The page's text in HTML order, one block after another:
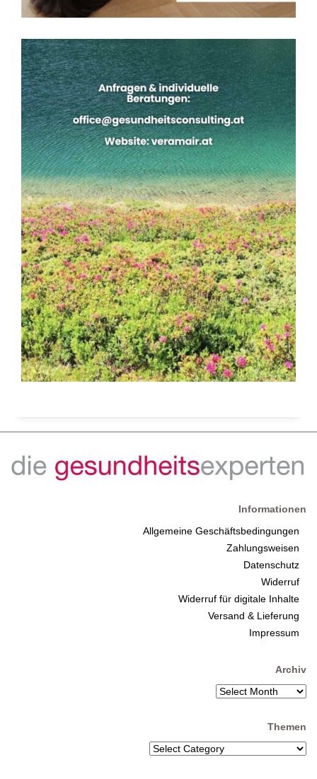
Informationen
Allgemeine Geschäftsbedingungen
Zahlungsweisen
Datenschutz
Widerruf
Widerruf für digitale Inhalte
Versand & Lieferung
Impressum
Archiv
Themen